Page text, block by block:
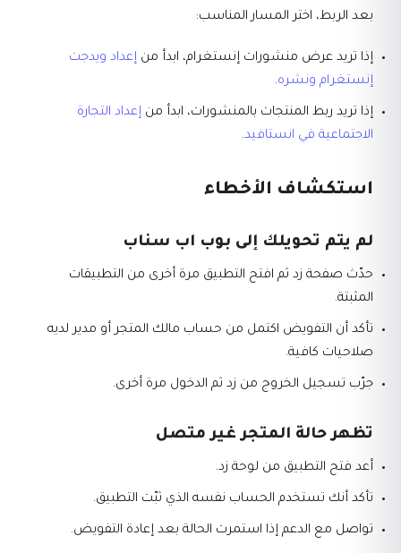
بعد الربط، اختر المسار المناسب:
إذا تريد عرض منشورات إنستغرام، ابدأ من إعداد ويدجت
إنستغرام ونشره.
إذا تريد ربط المنتجات بالمنشورات، ابدأ من إعداد التجارة
الاجتماعية في انستافيد.
استكشاف الأخطاء
لم يتم تحويلك إلى بوب اب سناب
حدّث صفحة زد ثم افتح التطبيق مرة أخرى من التطبيقات
المثبتة.
تأكد أن التفويض اكتمل من حساب مالك المتجر أو مدير لديه
صلاحيات كافية.
جرّب تسجيل الخروج من زد ثم الدخول مرة أخرى.
تظهر حالة المتجر غير متصل
أعد فتح التطبيق من لوحة زد.
تأكد أنك تستخدم الحساب نفسه الذي ثبّت التطبيق.
تواصل مع الدعم إذا استمرت الحالة بعد إعادة التفويض.